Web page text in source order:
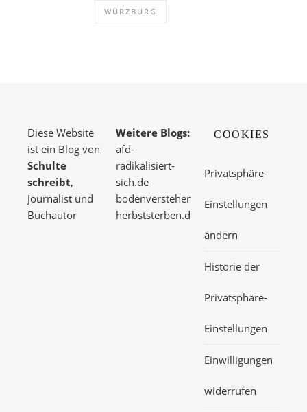
WÜRZBURG
Diese Website
ist ein Blog von
Schulte
schreibt,
Journalist und
Buchautor
Weitere Blogs:
afd-
radikalisiert-
sich.de
bodenversteher.de
herbststerben.de
COOKIES
Privatsphäre-
Einstellungen
ändern
Historie der
Privatsphäre-
Einstellungen
Einwilligungen
widerrufen